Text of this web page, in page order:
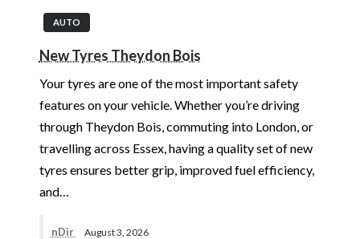
AUTO
New Tyres Theydon Bois
Your tyres are one of the most important safety
features on your vehicle. Whether you’re driving
through Theydon Bois, commuting into London, or
travelling across Essex, having a quality set of new
tyres ensures better grip, improved fuel efficiency,
and…
nDir August 3, 2026